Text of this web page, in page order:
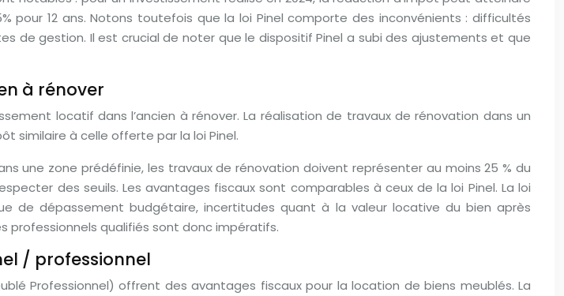
pour 12 ans. Notons toutefois que la loi Pinel comporte des inconvénients : difficultés
de gestion. Il est crucial de noter que le dispositif Pinel a subi des ajustements et que
à rénover
locatif dans l’ancien à rénover. La réalisation de travaux de rénovation dans un
similaire à celle offerte par la loi Pinel.
une zone prédéfinie, les travaux de rénovation doivent représenter au moins 25 % du
des seuils. Les avantages fiscaux sont comparables à ceux de la loi Pinel. La loi
de dépassement budgétaire, incertitudes quant à la valeur locative du bien après
professionnels qualifiés sont donc impératifs.
/ professionnel
Professionnel) offrent des avantages fiscaux pour la location de biens meublés. La